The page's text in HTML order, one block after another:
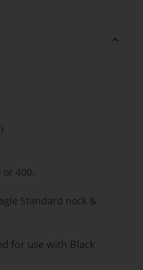
400.
Standard nock &
for use with Black